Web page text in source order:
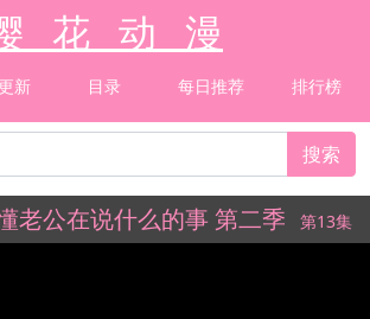
花 动 漫
新 目录 每日推荐 排行榜
搜索
老公在说什么的事 第二季 第13集